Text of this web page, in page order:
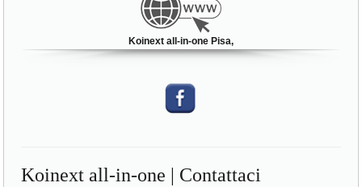
Koinext all-in-one Pisa,
Koinext all-in-one | Contattaci